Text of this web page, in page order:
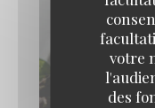
votre
des